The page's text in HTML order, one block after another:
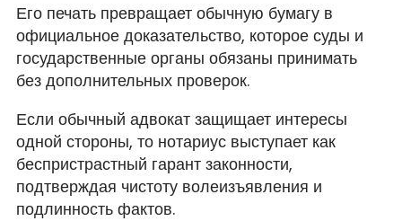
Его печать превращает обычную бумагу в
официальное доказательство, которое суды и
государственные органы обязаны принимать
без дополнительных проверок.
Если обычный адвокат защищает интересы
одной стороны, то нотариус выступает как
беспристрастный гарант законности,
подтверждая чистоту волеизъявления и
подлинность фактов.